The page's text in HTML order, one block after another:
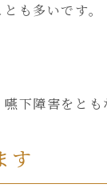
も多いです。
下障害をとも
す